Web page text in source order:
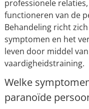
professionele
functioneren van de
Behandeling richt
symptomen en het
leven door middel
vaardigheidstraining.
Welke
paranoïde